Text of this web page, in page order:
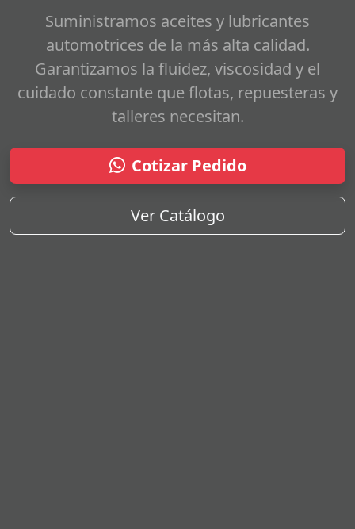
Suministramos aceites y lubricantes
automotrices de la más alta calidad.
Garantizamos la fluidez, viscosidad y el
cuidado constante que flotas, repuesteras y
talleres necesitan.
Cotizar Pedido
Ver Catálogo